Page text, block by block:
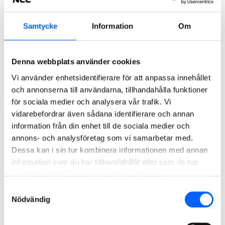
Samtycke Information Om
Denna webbplats använder cookies
Vi använder enhetsidentifierare för att anpassa innehållet
och annonserna till användarna, tillhandahålla funktioner
för sociala medier och analysera vår trafik. Vi
vidarebefordrar även sådana identifierare och annan
information från din enhet till de sociala medier och
annons- och analysföretag som vi samarbetar med.
Dessa kan i sin tur kombinera informationen med annan
information som du har tillhandahållit eller som de har
Nödvändig
har samlat in från dig och att återkalla dessa
samtycken.
Dina rättigheter baserat på respektive
Du har alltid rätt att framföra klagomål gällande den
behandling av dina personuppgifter, antingen till vårt
Dataskyddsombud eller till relevant tillsynsmyndighet
beroende på i vilket land som personuppgifterna
behandlas. Du har också rätt att överklaga våra beslut
gällande dina möjligheter att utöva dina rättigheter.
Sverige (www.IMY.se)
Formulär för begäran om tillgång
till personuppgifter
Enligt artikel 15 i EU:s allmänna dataskyddsförordning
(GDPR) har du rätt att få tillgång till de personuppgifter
som NCC har om dig.